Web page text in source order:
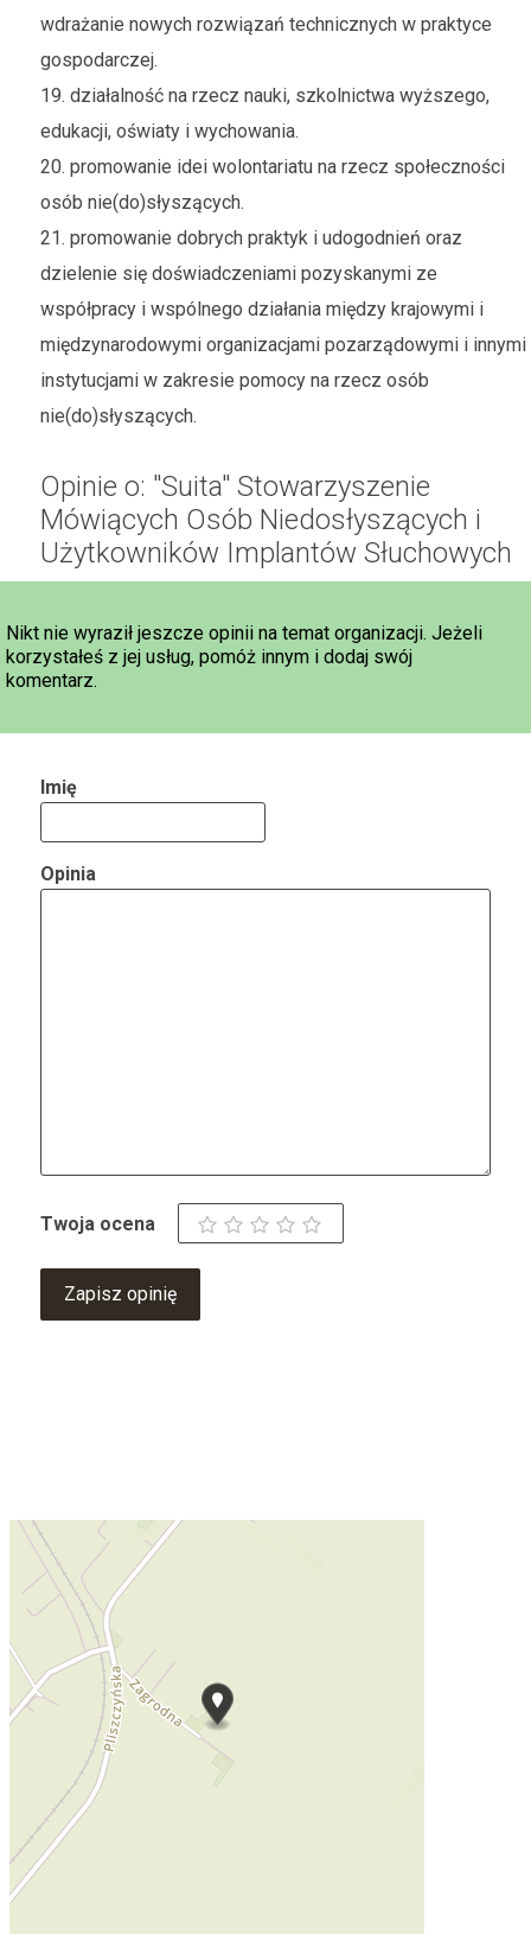
wdrażanie nowych rozwiązań technicznych w praktyce
gospodarczej.
19. działalność na rzecz nauki, szkolnictwa wyższego,
edukacji, oświaty i wychowania.
20. promowanie idei wolontariatu na rzecz społeczności
osób nie(do)słyszących.
21. promowanie dobrych praktyk i udogodnień oraz
dzielenie się doświadczeniami pozyskanymi ze
współpracy i wspólnego działania między krajowymi i
międzynarodowymi organizacjami pozarządowymi i innymi
instytucjami w zakresie pomocy na rzecz osób
nie(do)słyszących.
Opinie o: "Suita" Stowarzyszenie
Mówiących Osób Niedosłyszących i
Użytkowników Implantów Słuchowych
Nikt nie wyraził jeszcze opinii na temat organizacji. Jeżeli
korzystałeś z jej usług, pomóż innym i dodaj swój
komentarz.
Imię
Opinia
Twoja ocena